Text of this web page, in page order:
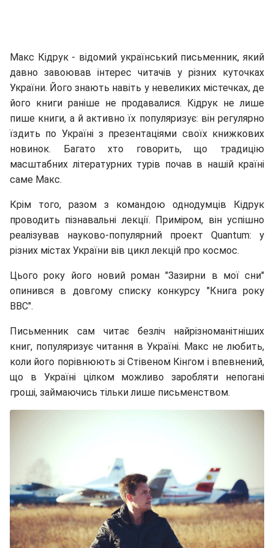
Макс Кідрук - відомий український письменник, який
давно завоював інтерес читачів у різних куточках
України. Його знають навіть у невеликих містечках, де
його книги раніше не продавалися. Кідрук не лише
пише книги, а й активно їх популяризує: він регулярно
їздить по Україні з презентаціями своїх книжкових
новинок. Багато хто говорить, що традицію
масштабних літературних турів почав в нашій країні
саме Макс.
Крім того, разом з командою однодумців Кідрук
проводить пізнавальні лекції. Приміром, він успішно
реалізував науково-популярний проект Quantum: у
різних містах України вів цикл лекцій про космос.
Цього року його новий роман "Зазирни в мої сни"
опинився в довгому списку конкурсу "Книга року
BBC".
Письменник сам читає безліч найрізноманітніших
книг, популяризує читання в Україні. Макс не любить,
коли його порівнюють зі Стівеном Кінгом і впевнений,
що в Україні цілком можливо заробляти непогані
гроші, займаючись тільки лише письменством.